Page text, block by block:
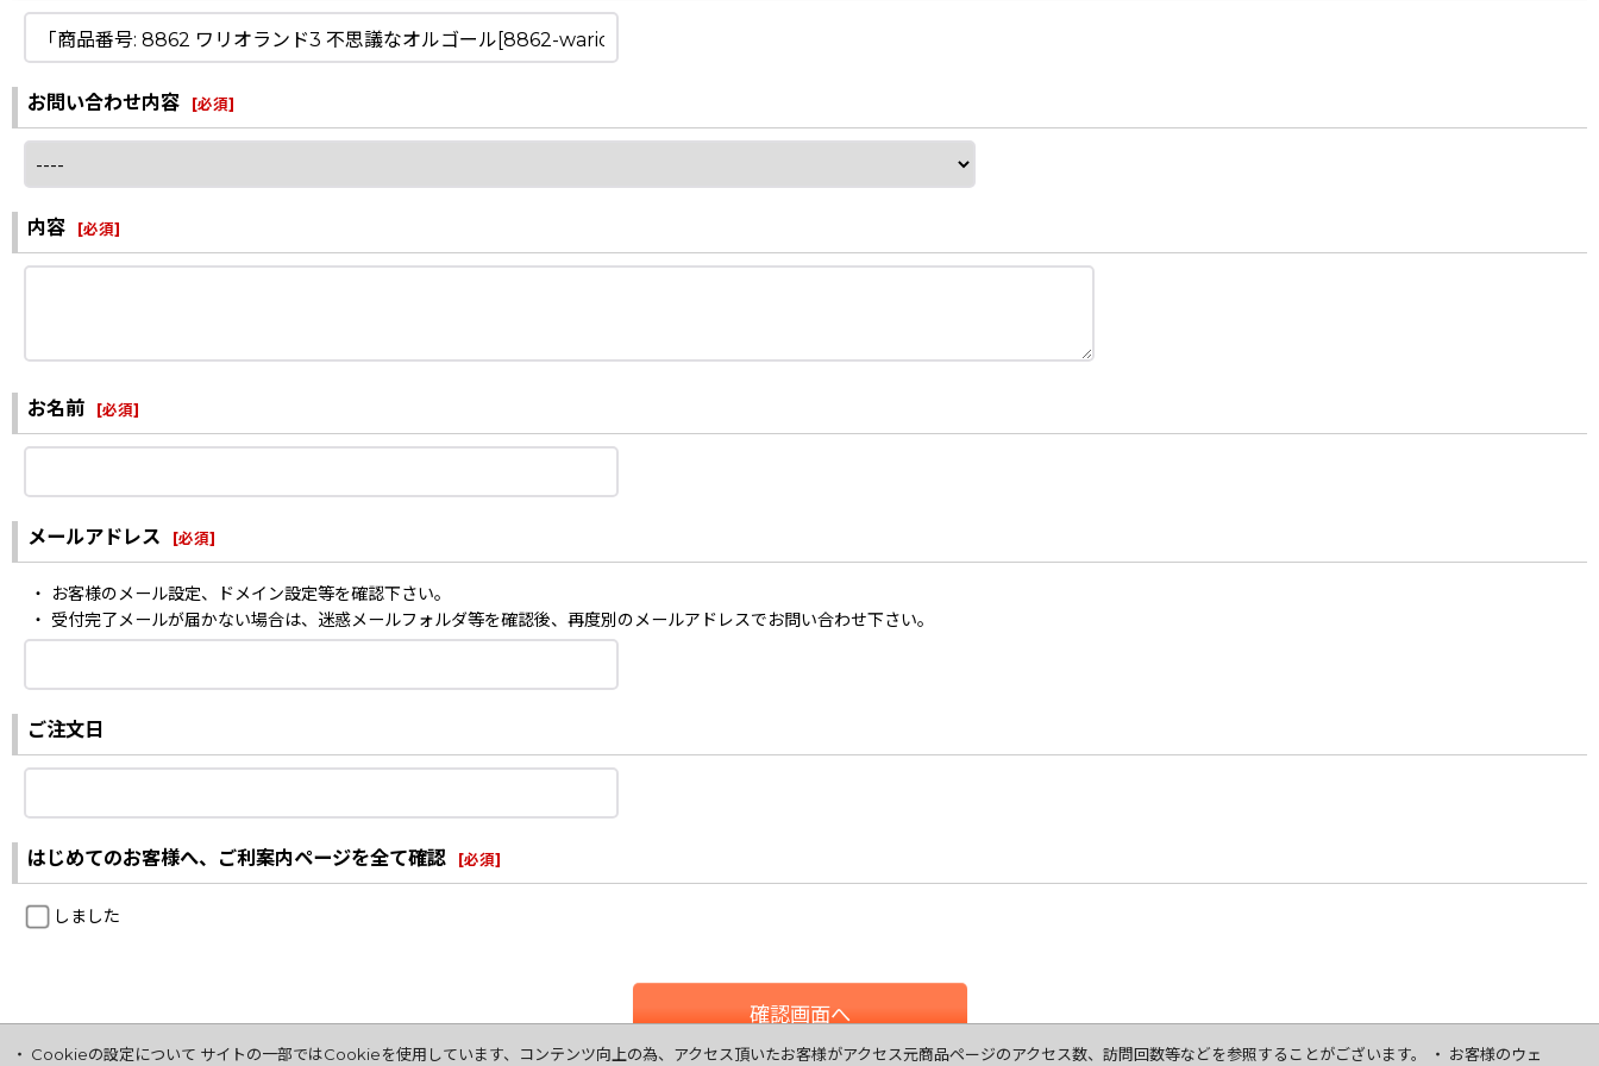
お問い合わせ内容 [必須]
内容 [必須]
お名前 [必須]
メールアドレス [必須]
・ お客様のメール設定、ドメイン設定等を確認下さい。
・ 受付完了メールが届かない場合は、迷惑メールフォルダ等を確認後、再度別のメールアドレスでお問い合わせ下さい。
ご注文日
はじめてのお客様へ、ご利案内ページを全て確認 [必須]
しました
確認画面へ
・ Cookieの設定について サイトの一部ではCookieを使用しています、コンテンツ向上の為、アクセス頂いたお客様がアクセス元商品ページのアクセス数、訪問回数等などを参照することがございます。 ・ お客様のウェ